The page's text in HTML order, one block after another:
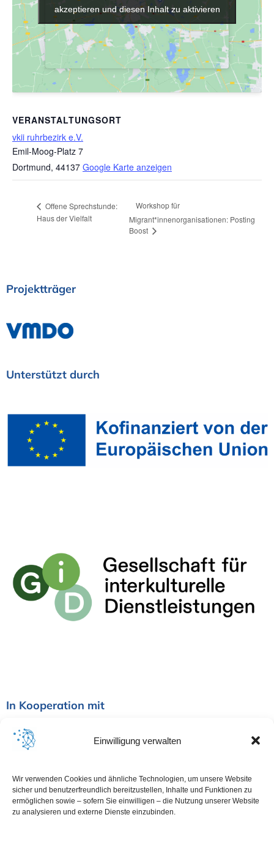
Einwilligung verwalten
Wir verwenden Cookies und ähnliche Technologien, um unsere Website
sicher und benutzerfreundlich bereitzustellen, Inhalte und Funktionen zu
ermöglichen sowie – sofern Sie einwilligen – die Nutzung unserer Website
zu analysieren und externe Dienste einzubinden.
VERANSTALTUNGSORT
vkii ruhrbezirk e.V.
Emil-Moog-Platz 7
Dortmund, 44137 Google Karte anzeigen
akzeptieren und diesen Inhalt zu aktivieren
akzeptieren und diesen Inhalt zu aktivieren
Offene Sprechstunde:
Haus der Vielfalt
Workshop für
Migrant*innenorganisationen: Posting
Boost
Projektträger
Unterstützt durch
In Kooperation mit